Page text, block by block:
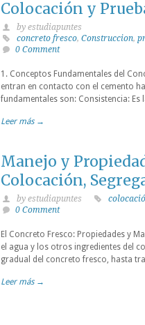
Colocación y
by estudiapuntes
concreto fresco, Construccion,
0 Comment
1. Conceptos Fundamentales del
entran en contacto con el cemento
fundamentales son: Consistencia:
Leer más →
Manejo y
Colocación,
by estudiapuntes
0 Comment
El Concreto Fresco: Propiedades y
el agua y los otros ingredientes del
gradual del concreto fresco, hasta
Leer más →